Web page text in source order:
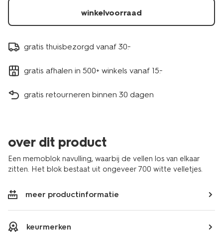
winkelvoorraad
gratis thuisbezorgd vanaf 30.-
gratis afhalen in 500+ winkels vanaf 15.-
gratis retourneren binnen 30 dagen
over dit product
Een memoblok navulling, waarbij de vellen los van elkaar
zitten. Het blok bestaat uit ongeveer 700 witte velletjes.
meer productinformatie
keurmerken